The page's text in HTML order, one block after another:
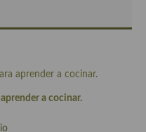
a cocinar.